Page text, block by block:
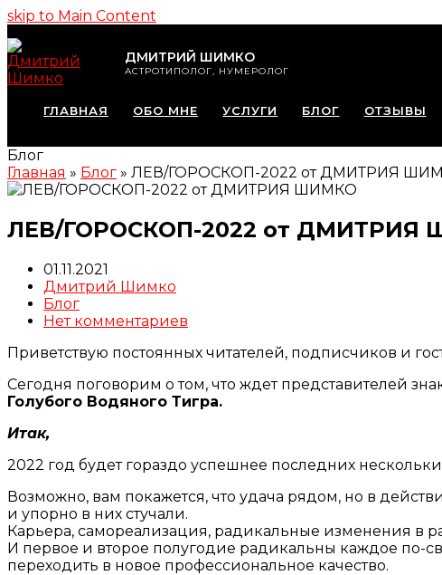
skip to Main Content
ДМИТРИЙ ШИМКО
АСТРОТИПОЛОГ, НУМЕРОЛОГ
ГЛАВНАЯ ОБО МНЕ УСЛУГИ БЛОГ ОТЗЫВЫ
Блог
Главная » Блог » ЛЕВ/ГОРОСКОП-2022 от ДМИТРИЯ
ЛЕВ/ГОРОСКОП-2022 от ДМИТРИЯ
01.11.2021
Дмитрий Шимко
Блог
Нет комментариев
Приветствую постоянных читателей, подписчиков и
Сегодня поговорим о том, что ждет представителей
Голубого Водяного Тигра.
Итак,
2022 год будет гораздо успешнее последних
Возможно, вам покажется, что удача рядом, но в
и упорно в них стучали.
Карьера, самореализация, радикальные изменения в
И первое и второе полугодие радикальны каждое по-
переходить в новое профессиональное качество.